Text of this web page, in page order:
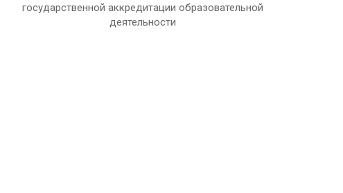
государственной аккредитации образовательной
деятельности